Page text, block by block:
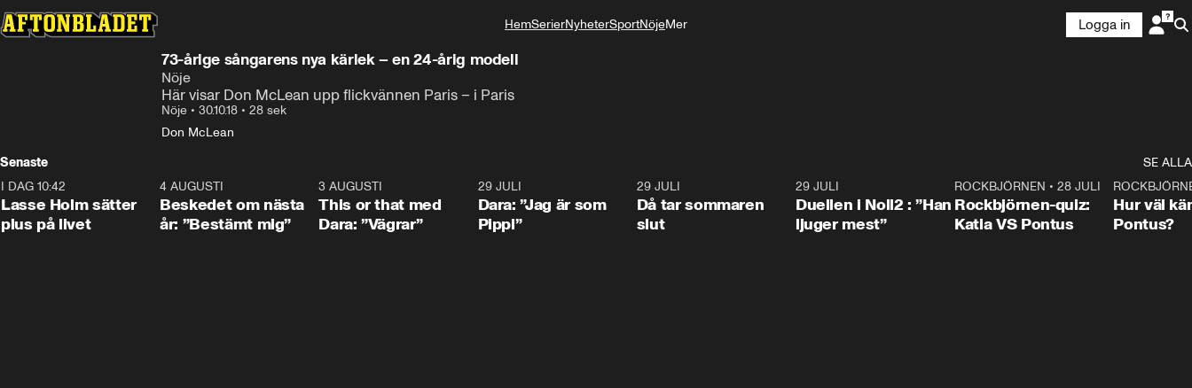
HemSerierNyheterSportNöjeMer
Logga in
73-årige sångarens nya kärlek – en 24-årig modell
Nöje
Här visar Don McLean upp flickvännen Paris – i Paris
Nöje • 30.10.18 • 28 sek
Don McLean
Senaste
SE ALLA
1:04
I DAG 10:42
Lasse Holm sätter
plus på livet
0:24
4 AUGUSTI
Beskedet om nästa
år: ”Bestämt mig”
3 AUGUSTI
This or that med
Dara: ”Vägrar”
29 JULI
Dara: ”Jag är som
Pippi”
29 JULI
Då tar sommaren
slut
29 JULI
Duellen i Noll2 : ”Han
ljuger mest”
0:15
ROCKBJÖRNEN •28 JULI
Rockbjörnen-quiz:
Katia VS Pontus
Hur väl
Pontus?